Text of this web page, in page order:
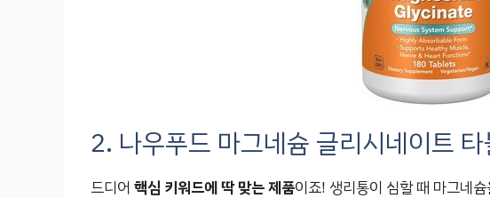
2. 나우푸드 마그네슘 글리시네이트
드디어 핵심 키워드에 딱 맞는 제품이죠! 생리통이 심할 때 마그네